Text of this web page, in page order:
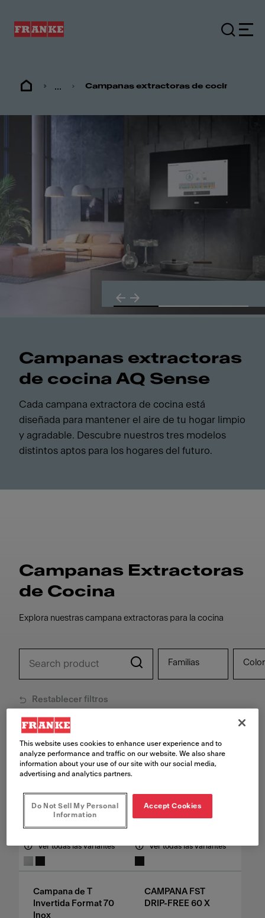
... Campanas extractoras de cocina
Campanas extractoras
de cocina AQ Sense
Cada campana extractora de cocina está
diseñada para mantener el aire de tu hogar limpio
y agradable. Descubre nuestros tres modelos
distintos aptos para los hogares del futuro.
Campanas Extractoras
de Cocina
Explora nuestras campana extractoras para la cocina
Familias
Restablecer filtros
Ver todas las variantes
Campana de T
Invertida Format 70
Inox
Ver todas las variantes
CAMPANA FST
DRIP-FREE 60 X
This website uses cookies to enhance user experience and to
analyze performance and traffic on our website. We also share
information about your use of our site with our social media,
advertising and analytics partners.
Do Not Sell My Personal
Information
Accept Cookies